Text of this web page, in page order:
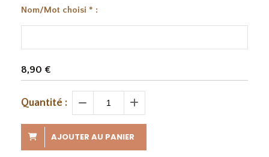
Nom/Mot choisi * :
8,90 €
Quantité :
AJOUTER AU PANIER